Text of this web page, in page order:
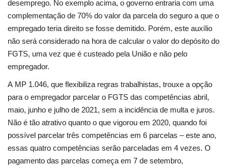
desemprego. No exemplo acima, o governo entraria com uma
complementação de 70% do valor da parcela do seguro a que o
empregado teria direito se fosse demitido. Porém, este auxílio
não será considerado na hora de calcular o valor do depósito do
FGTS, uma vez que é custeado pela União e não pelo
empregador.
A MP 1.046, que flexibiliza regras trabalhistas, trouxe a opção
para o empregador parcelar o FGTS das competências abril,
maio, junho e julho de 2021, sem a incidência de multa e juros.
Não é tão atrativo quanto o que vigorou em 2020, quando foi
possível parcelar três competências em 6 parcelas – este ano,
essas quatro competências serão parceladas em 4 vezes. O
pagamento das parcelas começa em 7 de setembro,